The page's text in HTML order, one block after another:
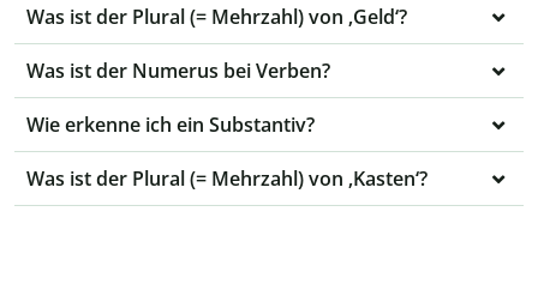
Was ist der Plural (= Mehrzahl) von ‚Geld‘?
Was ist der Numerus bei Verben?
Wie erkenne ich ein Substantiv?
Was ist der Plural (= Mehrzahl) von ‚Kasten‘?